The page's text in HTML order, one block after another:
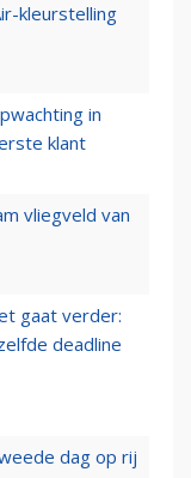
kleurstelling
in
klant
vliegveld van
gaat verder:
deadline
dag op rij